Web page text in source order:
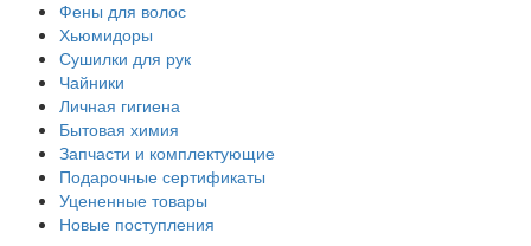
Фены для волос
Хьюмидоры
Сушилки для рук
Чайники
Личная гигиена
Бытовая химия
Запчасти и комплектующие
Подарочные сертификаты
Уцененные товары
Новые поступления